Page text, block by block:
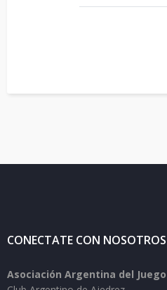
CONECTATE CON NOSOTROS
Asociación Argentina del Juego